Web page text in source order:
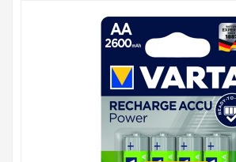
Мы предлагаем большой выбор
Аккумуляторы AAA, AA, Крона, D, C
по хорошим ценам. Уверены, что вы
сайте именно то, что искали,
времени. Есть поиск по позициям.
Весь товар сертифицирован, отвечает
качества. Мы работаем с
поставщиками, продаем товар от